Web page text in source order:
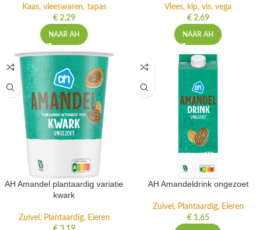
Kaas, vleeswaren, tapas
€2,29
NAAR AH
Vlees, kip, vis, vega
€2,69
NAAR AH
AH Amandel plantaardig variatie
kwark
Zuivel, Plantaardig, Eieren
AH Amandeldrink ongezoet
Zuivel, Plantaardig, Eieren
€1,65